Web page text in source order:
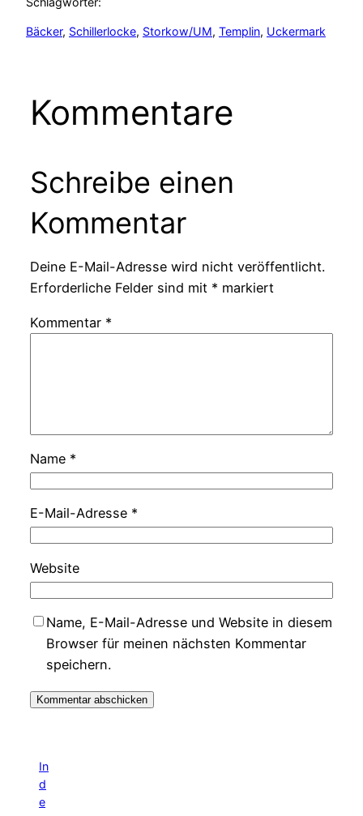
Bäcker, Schillerlocke, Storkow/UM, Templin, Uckermark
Kommentare
Schreibe einen
Kommentar
Deine E-Mail-Adresse wird nicht veröffentlicht.
Erforderliche Felder sind mit * markiert
Kommentar *
Name *
E-Mail-Adresse *
Website
Name, E-Mail-Adresse und Website in diesem
Browser für meinen nächsten Kommentar
speichern.
In
d
e